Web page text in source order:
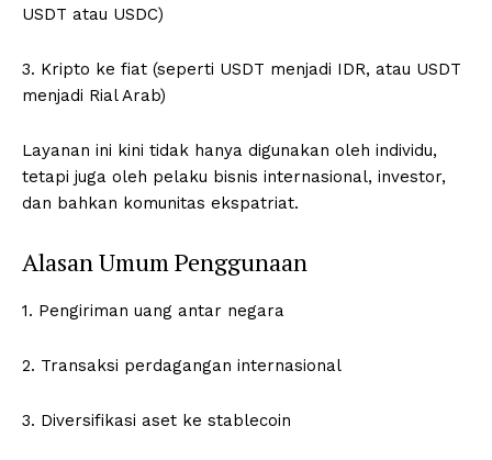
USDT atau USDC)
3. Kripto ke fiat (seperti USDT menjadi IDR, atau USDT
menjadi Rial Arab)
Layanan ini kini tidak hanya digunakan oleh individu,
tetapi juga oleh pelaku bisnis internasional, investor,
dan bahkan komunitas ekspatriat.
Alasan Umum Penggunaan
1. Pengiriman uang antar negara
2. Transaksi perdagangan internasional
3. Diversifikasi aset ke stablecoin